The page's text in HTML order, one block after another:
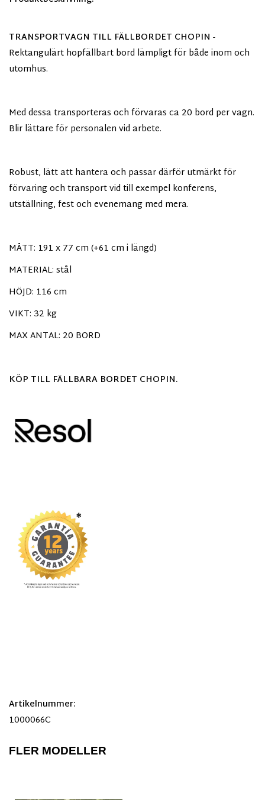
TRANSPORTVAGN TILL FÄLLBORDET CHOPIN -
Rektangulärt hopfällbart bord lämpligt för både inom och
utomhus.
Med dessa transporteras och förvaras ca 20 bord per vagn.
Blir lättare för personalen vid arbete.
Robust, lätt att hantera och passar därför utmärkt för
förvaring och transport vid till exempel konferens,
utställning, fest och evenemang med mera.
MÅTT: 191 x 77 cm (+61 cm i längd)
MATERIAL: stål
HÖJD: 116 cm
VIKT: 32 kg
MAX ANTAL: 20 BORD
KÖP TILL FÄLLBARA BORDET CHOPIN.
Artikelnummer:
1000066C
FLER MODELLER